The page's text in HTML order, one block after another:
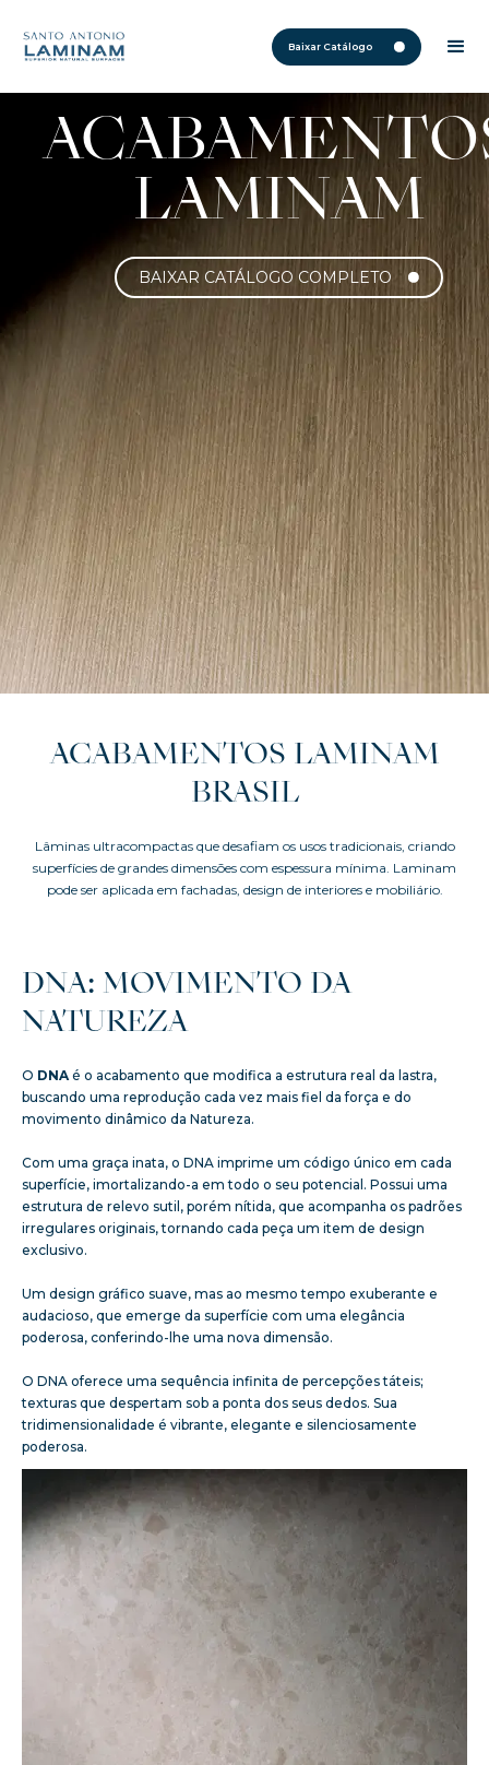
Baixar Catálogo
LAMINAM
BAIXAR CATÁLOGO COMPLETO
ACABAMENTOS LAMINAM
BRASIL
Lâminas ultracompactas que desafiam os usos tradicionais, criando
superfícies de grandes dimensões com espessura mínima. Laminam
pode ser aplicada em fachadas, design de interiores e mobiliário.
DNA: MOVIMENTO DA
NATUREZA
O DNAé o acabamento que modifica a estrutura real da lastra,
buscando uma reprodução cada vez mais fiel da força e do
movimento dinâmico da Natureza.
Com uma graça inata, o DNA imprime um código único em cada
superfície, imortalizando-a em todo o seu potencial. Possui uma
estrutura de relevo sutil, porém nítida, que acompanha os padrões
irregulares originais, tornando cada peça um item de design
exclusivo.
Um design gráfico suave, mas ao mesmo tempo exuberante e
audacioso, que emerge da superfície com uma elegância
poderosa, conferindo-lhe uma nova dimensão.
O DNA oferece uma sequência infinita de percepções táteis;
texturas que despertam sob a ponta dos seus dedos. Sua
tridimensionalidade é vibrante, elegante e silenciosamente
poderosa.